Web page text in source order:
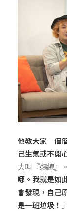
他教大家一個
己生氣或不開
大叫『黐線』。
哪。我就是如
會發現，自己
是一班垃圾！